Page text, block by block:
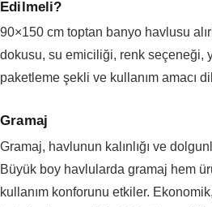
Edilmeli?
90×150 cm toptan banyo havlusu
dokusu, su emiciliği, renk seçeneği,
paketleme şekli ve kullanım amacı
Gramaj
Gramaj, havlunun kalınlığı ve
Büyük boy havlularda gramaj hem
kullanım konforunu etkiler.